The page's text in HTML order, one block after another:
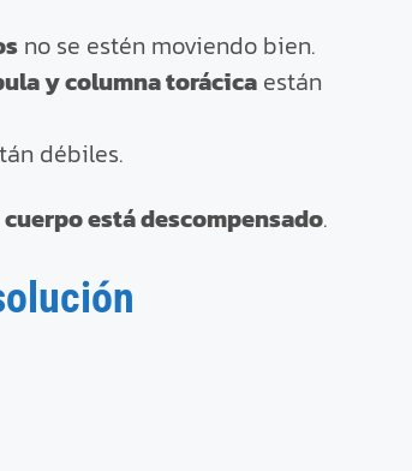
no se estén moviendo bien.
y columna torácica están
débiles.
está descompensado.